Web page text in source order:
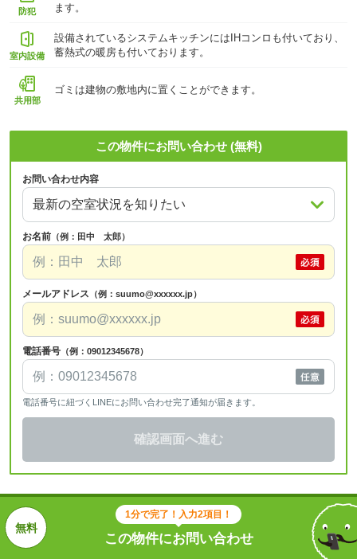
防犯
ます。
室内設備
設備されているシステムキッチンにはIHコンロも付いており、
蓄熱式の暖房も付いております。
共用部
ゴミは建物の敷地内に置くことができます。
この物件にお問い合わせ (無料)
お問い合わせ内容
お名前 （例：田中 太郎）
メールアドレス （例：suumo@xxxxxx.jp）
電話番号 （例：09012345678）
電話番号に紐づくLINEにお問い合わせ完了通知が届きます。
確認画面へ進む
1分で完了！入力2項目！
この物件にお問い合わせ